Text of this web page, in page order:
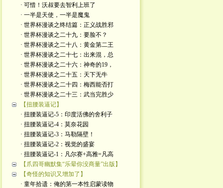
· 可惜！沃叔要去智利上班了
· 一半是天使，一半是魔鬼
· 世界杯漫谈之终结篇：正义战胜邪
· 世界杯漫谈之二十九：要脸不？
· 世界杯漫谈之二十八：黄金第二王
· 世界杯漫谈之二十七：出来混，总
· 世界杯漫谈之二十六：神奇的19，
· 世界杯漫谈之二十五：天下无牛
· 世界杯漫谈之二十四：梅西能否打
· 世界杯漫谈之二十三：武当完胜少
【扭腰装逼记】
· 扭腰装逼记-5：印度活佛的舍利子
· 扭腰装逼记-4：莫奈花园
· 扭腰装逼记-3：马勒隔壁！
· 扭腰装逼记-2：视觉的盛宴
· 扭腰装逼记-1：凡尔赛+高雅=凡高
【爪四哥幽默集“乐晕你没商量”出版】
【奇怪的知识又增加了】
· 童年拾遗：俺的第一本性启蒙读物